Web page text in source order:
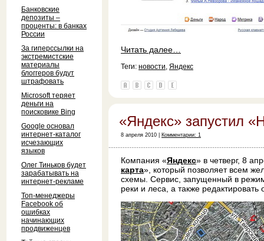
Банковские
депозиты –
проценты: в банках
России
За гиперссылки на
экстремистские
материалы
блоггеров будут
штрафовать
Microsoft теряет
деньги на
поисковике Bing
Google основал
интернет-каталог
исчезающих
языков
Олег Тиньков будет
зарабатывать на
интернет-рекламе
Топ-менеджеры
Facebook об
ошибках
начинающих
продвиженцев
Читать далее…
Теги: новости, Яндекс
«Яндекс» запустил
8 апреля 2010 | Комментарии: 1
Компания «Яндекс» в четверг, 8
карта», который позволяет всем
схемы. Сервис, запущенный в
реки и леса, а также